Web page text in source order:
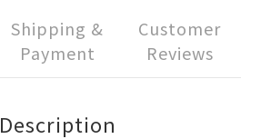
Shipping &
Payment
Customer
Reviews
Description